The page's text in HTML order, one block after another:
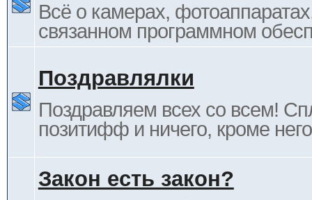
Всё о камерах,
связанном программном
Поздравлялки
Поздравляем всех со всем!
позитифф и ничего, кроме
Закон есть закон?